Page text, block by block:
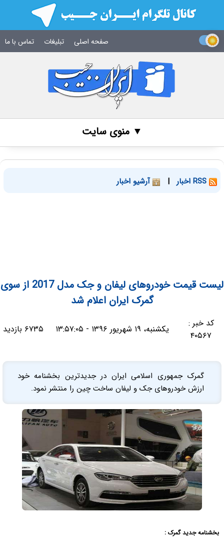
صفحه اصلی تبلیغات تماس با ما
▼ منوی سایت
| آرشیو اخبار
لیست قیمت خودروهای لیفان و جک مدل 2017 از سوی
گمرک ایران اعلام شد
کد خبر :
۴۰۵۶۷
یکشنبه، ۱۹ شهریور ۱۳۹۶ - ۱۳:۵۷:۰۵ ۶۷۳۵ بازدید
گمرک جمهوری اسلامی ایران در جدیدترین بخشنامه خود
ارزش خودروهای جک و لیفان ساخت چین را منتشر نمود.
بخشنامه جدید گمرک :